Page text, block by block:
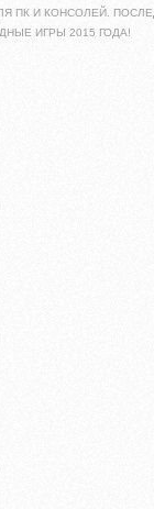
ПК И КОНСОЛЕЙ.
ИГРЫ 2015 ГОДА!